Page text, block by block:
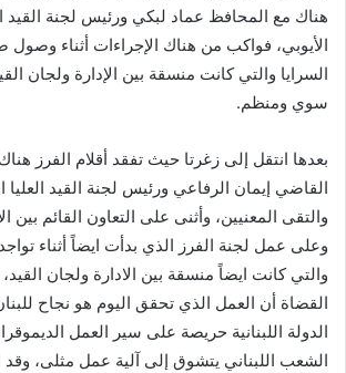
هناك مع المحافظ عماد لبكي ورئيس لجنة القيد
الأيوبي، فواكب من هناك الإجراءات أثناء وصول
السرايا والتي كانت منسقة بين الإدارة ولجان
سوي ومنظم.
بعدها انتقل إلى زغرتا حيث تفقد أقلام الفرز
القاضي إيمان الرفاعي ورئيس لجنة القيد
والتقى المعنيين، وأثنى على التعاون القائم بين
وعلى عمل لجنة الفرز الذي بدأت ايضاً أثناء
والتي كانت ايضاً منسقة بين الادارة ولجان
القضاة أن العمل الذي تحقق اليوم هو نجاح
الدولة اللبنانية حريصة على سير العمل
الشعب اللبناني يتشوق إلى آلية عمل مثلى،